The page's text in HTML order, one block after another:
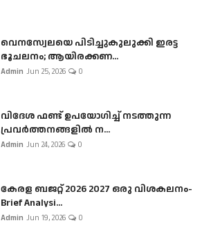
വെനസ്വേലയെ പിടിച്ചുകുലുക്കി ഇരട്ട
ഭൂചലനം; ആയിരക്കണ...
Admin Jun 25, 2026 0
വിദേശ ഫണ്ട് ഉപയോഗിച്ച് നടത്തുന്ന
പ്രവർത്തനങ്ങളിൽ ന...
Admin Jun 24, 2026 0
കേരള ബജറ്റ് 2026 2027 ഒരു വിശകലനം-
Brief Analysi...
Admin Jun 19, 2026 0